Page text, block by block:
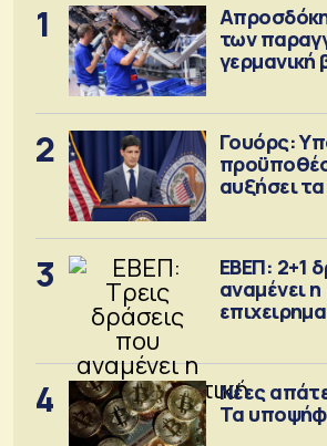
1
των
γερμανική
2
Γουόρς:
αυξήσει
3
ΕΒΕΠ: 2+1
αναμένει η
4
Νέες
Τα